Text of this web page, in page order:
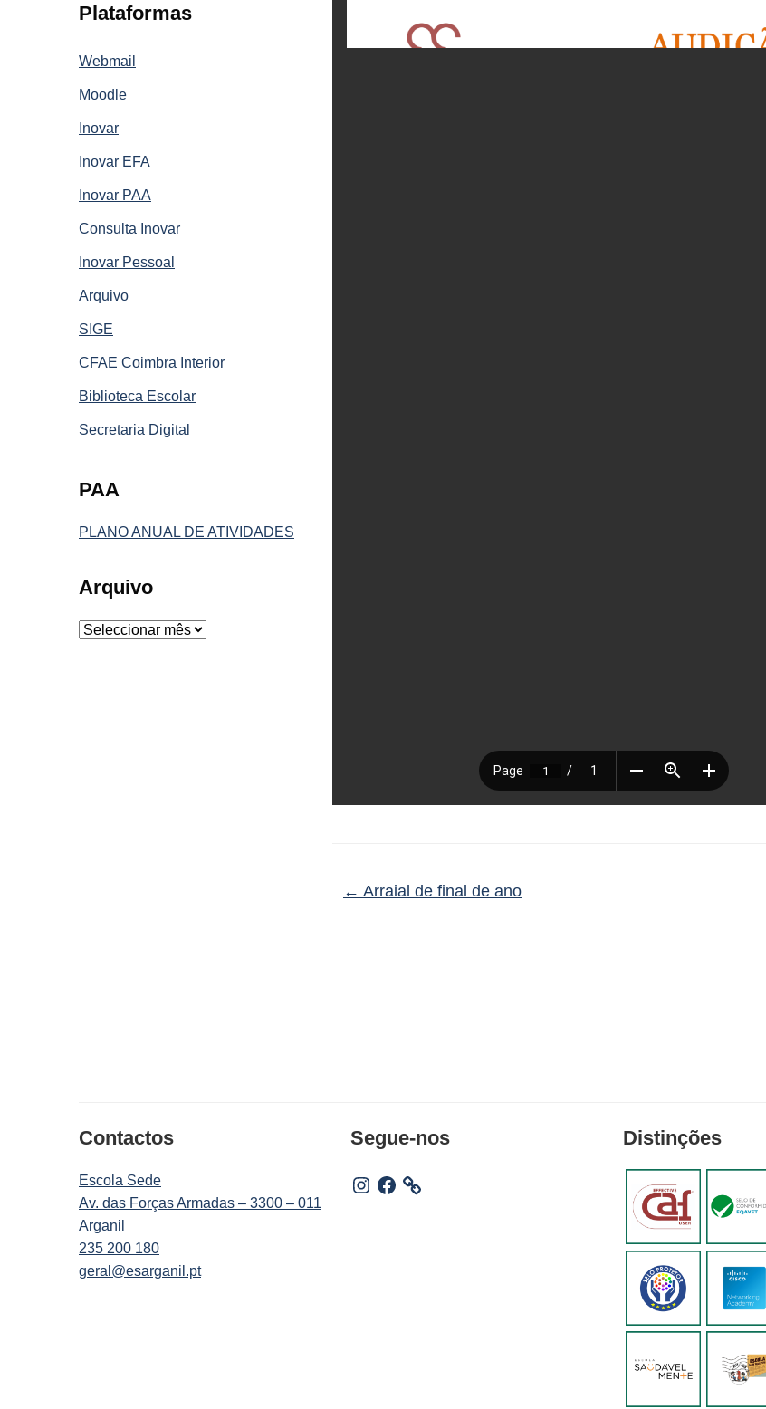
Plataformas
Webmail
Moodle
Inovar
Inovar EFA
Inovar PAA
Consulta Inovar
Inovar Pessoal
Arquivo
SIGE
CFAE Coimbra Interior
Biblioteca Escolar
Secretaria Digital
PAA
PLANO ANUAL DE ATIVIDADES
Arquivo
Arquivo
← Arraial de final de ano
Contactos
Escola Sede
Av. das Forças Armadas – 3300 – 011
Arganil
235 200 180
geral@esarganil.pt
Segue-nos
Instagram
Facebook
Distinções